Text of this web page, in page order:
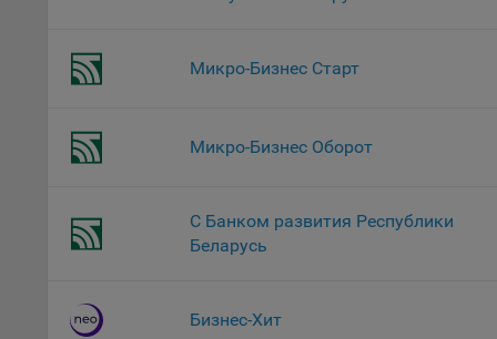
9.2.
Микро-Бизнес Старт
Микро-Бизнес Оборот
С Банком развития Республики
Беларусь
Бизнес-Хит